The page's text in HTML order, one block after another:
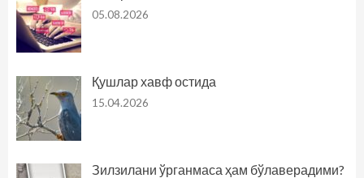
05.08.2026
Қушлар хавф остида
15.04.2026
Зилзилани ўрганмаса ҳам бўлаверадими?